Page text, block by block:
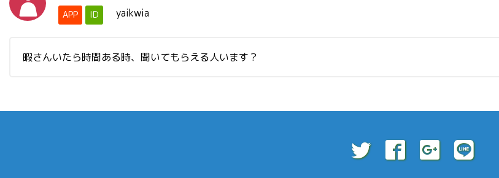
APP ID yaikwia
暇さんいたら時間ある時、聞いてもらえる人います？